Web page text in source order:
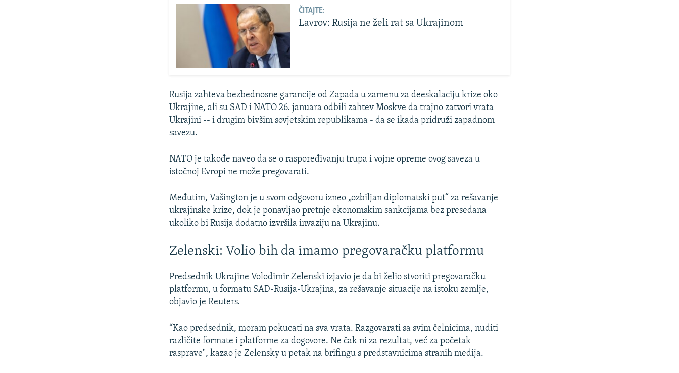
ČITAJTE:
Lavrov: Rusija ne želi rat sa Ukrajinom
Rusija zahteva bezbednosne garancije od Zapada u zamenu za deeskalaciju krize oko
Ukrajine, ali su SAD i NATO 26. januara odbili zahtev Moskve da trajno zatvori vrata
Ukrajini -- i drugim bivšim sovjetskim republikama - da se ikada pridruži zapadnom
savezu.
NATO je takođe naveo da se o raspoređivanju trupa i vojne opreme ovog saveza u
istočnoj Evropi ne može pregovarati.
Međutim, Vašington je u svom odgovoru izneo „ozbiljan diplomatski put“ za rešavanje
ukrajinske krize, dok je ponavljao pretnje ekonomskim sankcijama bez presedana
ukoliko bi Rusija dodatno izvršila invaziju na Ukrajinu.
Zelenski: Volio bih da imamo pregovaračku platformu
Predsednik Ukrajine Volodimir Zelenski izjavio je da bi želio stvoriti pregovaračku
platformu, u formatu SAD-Rusija-Ukrajina, za rešavanje situacije na istoku zemlje,
objavio je Reuters.
“Kao predsednik, moram pokucati na sva vrata. Razgovarati sa svim čelnicima, nuditi
različite formate i platforme za dogovore. Ne čak ni za rezultat, već za početak
rasprave", kazao je Zelensky u petak na brifingu s predstavnicima stranih medija.